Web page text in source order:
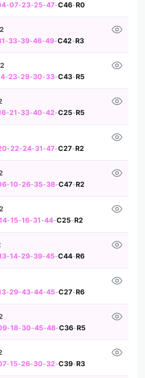
-07-23-25-47-C46-R0
-33-39-46-49-C42-R3
-23-29-30-33-C43-R5
-21-33-40-42-C25-R5
-22-24-31-47-C27-R2
-10-26-35-38-C47-R2
-15-16-31-44-C25-R2
-14-29-39-45-C44-R6
-29-43-44-45-C27-R6
-18-30-45-48-C36-R5
-15-26-30-32-C39-R3